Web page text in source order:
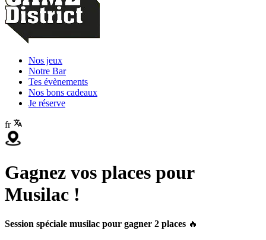
Nos jeux
Notre Bar
Tes évènements
Nos bons cadeaux
Je réserve
fr
Gagnez vos places pour
Musilac !
Session spéciale musilac pour gagner 2 places 🔥